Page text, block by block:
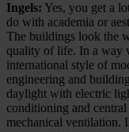
Ingels: Yes, you get a
do with academia or
The buildings look the
quality of life. In a way
international style of
engineering and
daylight with electric
conditioning and
mechanical ventilation.